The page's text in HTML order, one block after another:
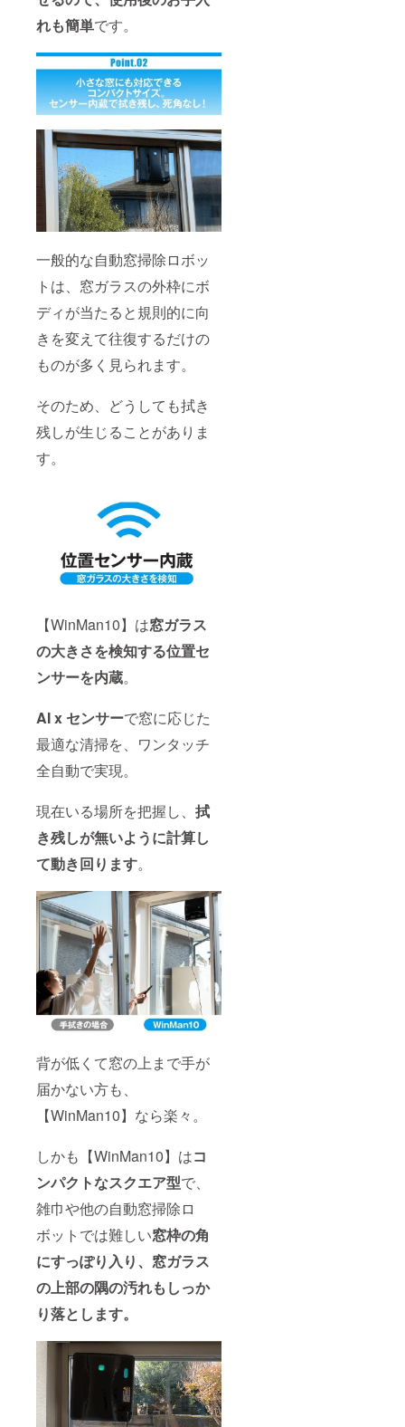
れも簡単です。
一般的な自動窓掃除ロボッ
トは、窓ガラスの外枠にボ
ディが当たると規則的に向
きを変えて往復するだけの
ものが多く見られます。
そのため、どうしても拭き
残しが生じることがありま
す。
【WinMan10】は窓ガラス
の大きさを検知する位置セ
ンサーを内蔵。
AI x センサーで窓に応じた
最適な清掃を、ワンタッチ
全自動で実現。
現在いる場所を把握し、 拭
き残しが無いように計算し
て動き回ります。
背が低くて窓の上まで手が
届かない方も、
【WinMan10】なら楽々。
しかも【WinMan10】はコ
ンパクトなスクエア型で、
雑巾や他の自動窓掃除ロ
ボットでは難しい窓枠の角
にすっぽり入り、窓ガラス
の上部の隅の汚れもしっか
り落とします。